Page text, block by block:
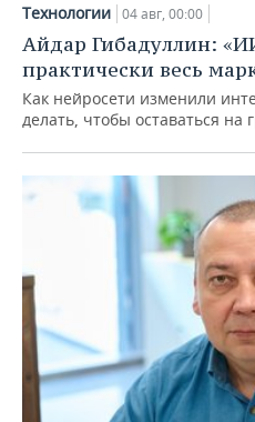
Технологии 04 авг, 00:00
Айдар Гибадуллин:
практически весь
Как нейросети изменили
делать, чтобы оставаться на